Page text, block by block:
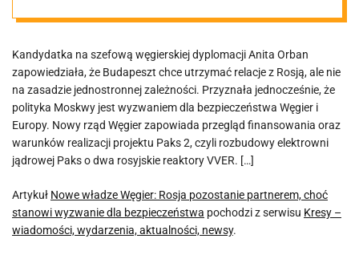
choć stanowi
wyzwanie dla
bezpieczeństwa
Kandydatka na szefową węgierskiej dyplomacji Anita Orban
zapowiedziała, że Budapeszt chce utrzymać relacje z Rosją, ale nie
na zasadzie jednostronnej zależności. Przyznała jednocześnie, że
polityka Moskwy jest wyzwaniem dla bezpieczeństwa Węgier i
Europy. Nowy rząd Węgier zapowiada przegląd finansowania oraz
warunków realizacji projektu Paks 2, czyli rozbudowy elektrowni
jądrowej Paks o dwa rosyjskie reaktory VVER. […]
Artykuł Nowe władze Węgier: Rosja pozostanie partnerem, choć
stanowi wyzwanie dla bezpieczeństwa pochodzi z serwisu Kresy –
wiadomości, wydarzenia, aktualności, newsy.